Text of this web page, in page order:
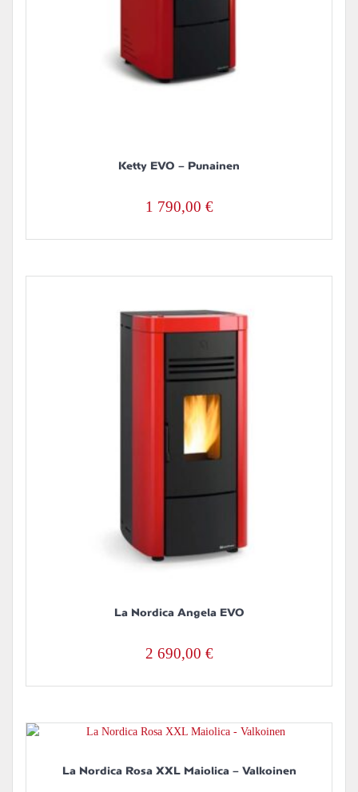
Ketty EVO – Punainen
1 790,00 €
La Nordica Angela EVO
2 690,00 €
La Nordica Rosa XXL Maiolica – Valkoinen